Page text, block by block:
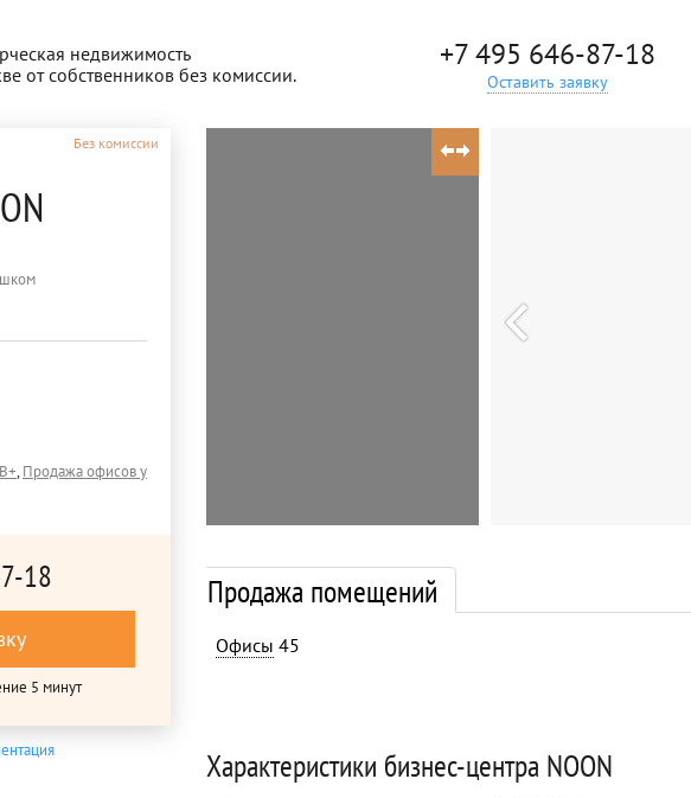
недвижимость
от собственников без комиссии.
+7 495 646-87-18
Оставить заявку
Без комиссии
,Продажа офисов у
18
5 минут
Продажа помещений
Офисы 45
Характеристики бизнес-центра NOON